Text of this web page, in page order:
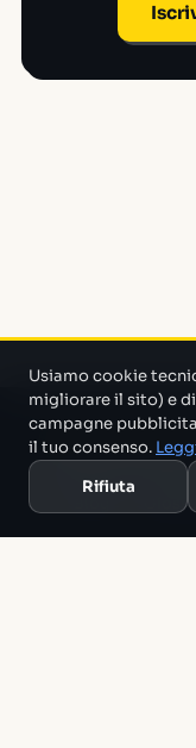
Un progetto di
che cerca in mezzo
Usiamo cookie
migliorare il sito) e
campagne
il tuo consenso.
Rifiuta